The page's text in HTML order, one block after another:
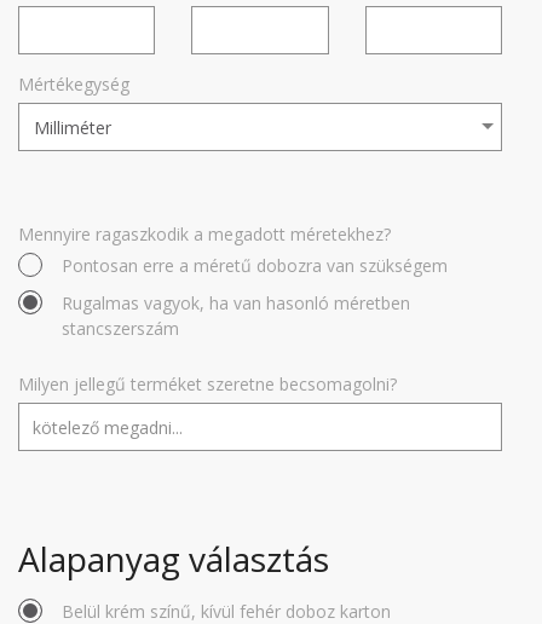
Mértékegység
Mennyire ragaszkodik a megadott méretekhez?
Pontosan erre a méretű dobozra van szükségem
Rugalmas vagyok, ha van hasonló méretben
stancszerszám
Milyen jellegű terméket szeretne becsomagolni?
Alapanyag választás
Belül krém színű, kívül fehér doboz karton